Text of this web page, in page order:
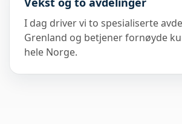
I dag driver vi to spesialiserte
Grenland og betjener fornøyde
hele Norge.